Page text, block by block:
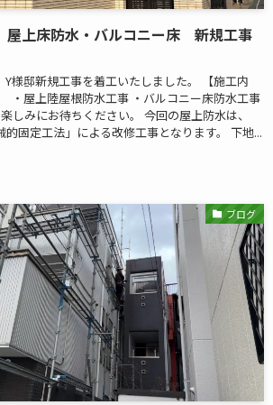
上床防水・バルコニー床 新規工事
Y様邸新規工事を着工いたしました。 【施工内
屋上陸屋根防水工事 ・バルコニー床防水工事
しみにお待ちください。 今回の屋上防水は、
的固定工法」による改修工事となります。 下地...
ブログ